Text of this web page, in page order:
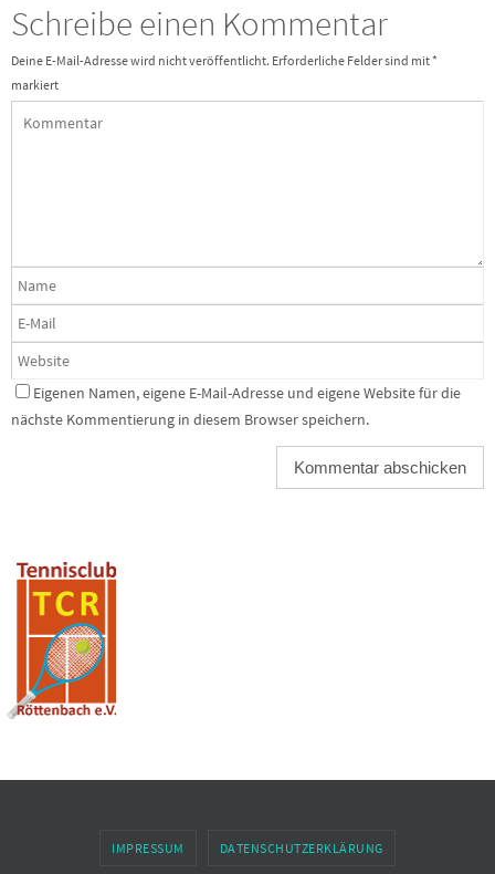
Schreibe einen Kommentar
Deine E-Mail-Adresse wird nicht veröffentlicht. Erforderliche Felder sind mit *
markiert
Eigenen Namen, eigene E-Mail-Adresse und eigene Website für die
nächste Kommentierung in diesem Browser speichern.
IMPRESSUM DATENSCHUTZERKLÄRUNG